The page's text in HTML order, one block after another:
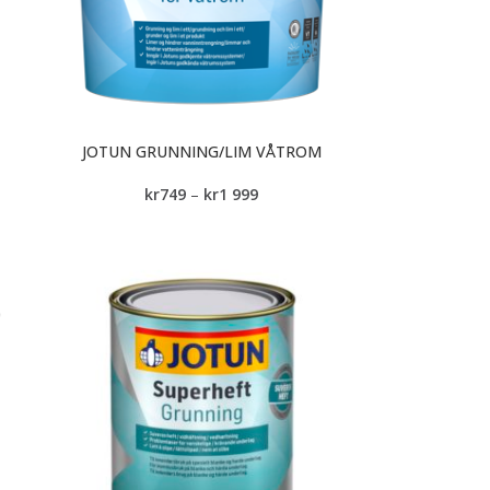
JOTUN GRUNNING/LIM VÅTROM
kr749 – kr1 999